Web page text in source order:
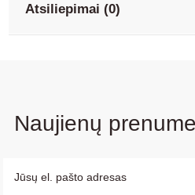
Atsiliepimai (0)
Naujienų